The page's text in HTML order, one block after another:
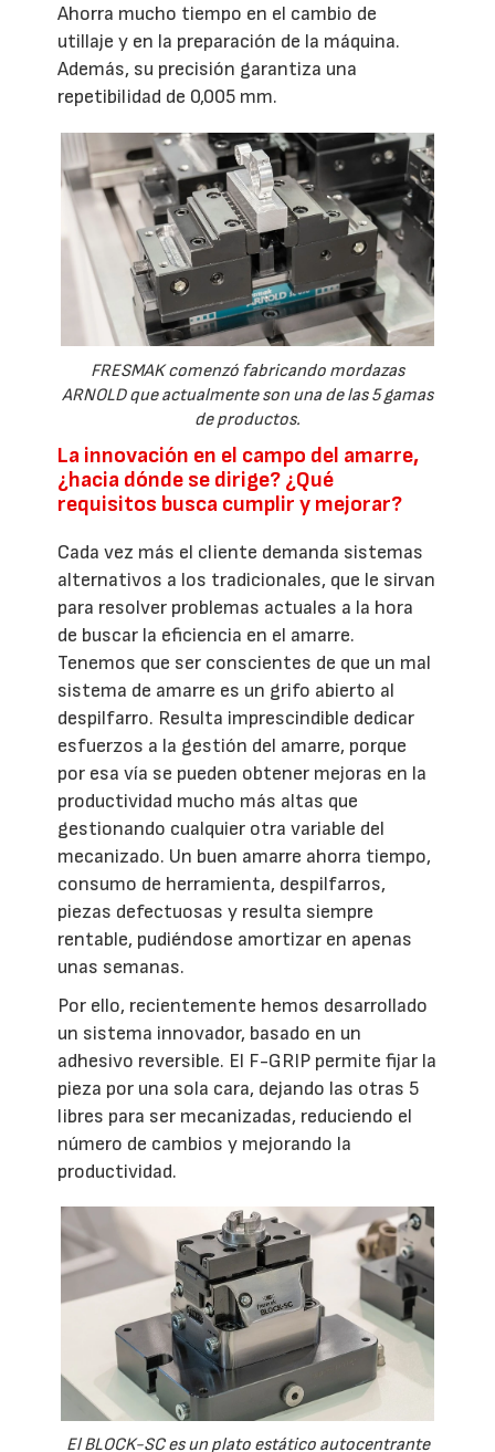
Ahorra mucho tiempo en el cambio de
utillaje y en la preparación de la máquina.
Además, su precisión garantiza una
repetibilidad de 0,005 mm.
FRESMAK comenzó fabricando mordazas
ARNOLD que actualmente son una de las 5 gamas
de productos.
La innovación en el campo del amarre,
¿hacia dónde se dirige? ¿Qué
requisitos busca cumplir y mejorar?
Cada vez más el cliente demanda sistemas
alternativos a los tradicionales, que le sirvan
para resolver problemas actuales a la hora
de buscar la eficiencia en el amarre.
Tenemos que ser conscientes de que un mal
sistema de amarre es un grifo abierto al
despilfarro. Resulta imprescindible dedicar
esfuerzos a la gestión del amarre, porque
por esa vía se pueden obtener mejoras en la
productividad mucho más altas que
gestionando cualquier otra variable del
mecanizado. Un buen amarre ahorra tiempo,
consumo de herramienta, despilfarros,
piezas defectuosas y resulta siempre
rentable, pudiéndose amortizar en apenas
unas semanas.
Por ello, recientemente hemos desarrollado
un sistema innovador, basado en un
adhesivo reversible. El F-GRIP permite fijar la
pieza por una sola cara, dejando las otras 5
libres para ser mecanizadas, reduciendo el
número de cambios y mejorando la
productividad.
El BLOCK-SC es un plato estático autocentrante